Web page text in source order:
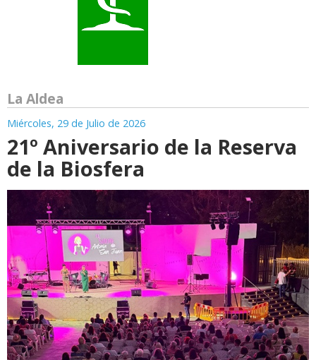
La Aldea
Miércoles, 29 de Julio de 2026
21º Aniversario de la Reserva
de la Biosfera